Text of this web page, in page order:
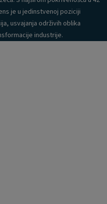
je u jedinstvenoj poziciji
usvajanja održivih oblika
industrije.